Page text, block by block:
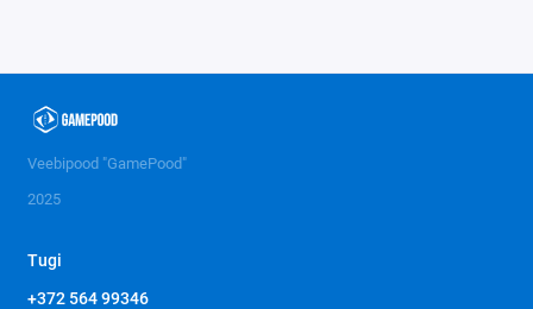
Veebipood "GamePood"
2025
Tugi
+372 564 99346